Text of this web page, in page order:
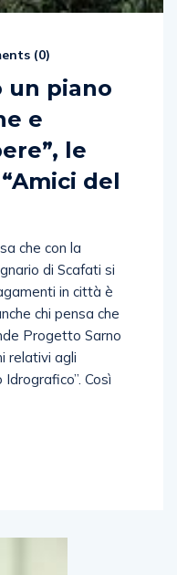
(0)
un piano
e
le
del
che con la
di Scafati si
in città è
chi pensa che
Progetto Sarno
relativi agli
Così